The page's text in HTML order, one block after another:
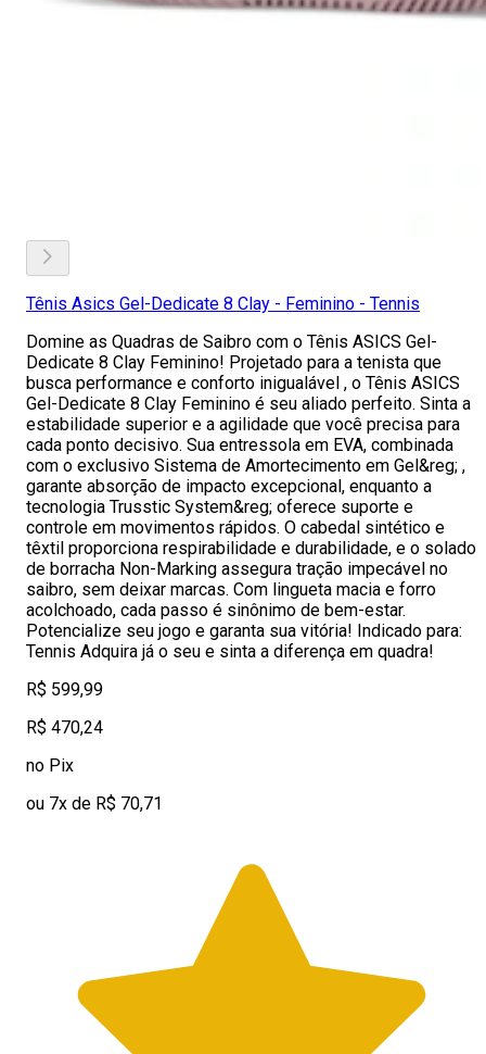
Tênis Asics Gel-Dedicate 8 Clay - Feminino - Tennis
Domine as Quadras de Saibro com o Tênis ASICS Gel-
Dedicate 8 Clay Feminino! Projetado para a tenista que
busca performance e conforto inigualável , o Tênis ASICS
Gel-Dedicate 8 Clay Feminino é seu aliado perfeito. Sinta a
estabilidade superior e a agilidade que você precisa para
cada ponto decisivo. Sua entressola em EVA, combinada
com o exclusivo Sistema de Amortecimento em Gel&reg; ,
garante absorção de impacto excepcional, enquanto a
tecnologia Trusstic System&reg; oferece suporte e
controle em movimentos rápidos. O cabedal sintético e
têxtil proporciona respirabilidade e durabilidade, e o solado
de borracha Non-Marking assegura tração impecável no
saibro, sem deixar marcas. Com lingueta macia e forro
acolchoado, cada passo é sinônimo de bem-estar.
Potencialize seu jogo e garanta sua vitória! Indicado para:
Tennis Adquira já o seu e sinta a diferença em quadra!
R$ 599,99
R$ 470,24
no Pix
ou 7x de R$ 70,71